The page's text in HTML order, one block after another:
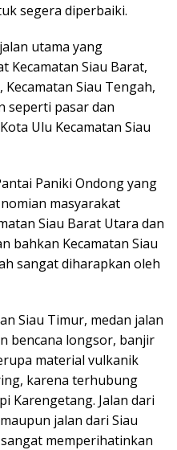
segera diperbaiki.
utama yang
Kecamatan Siau Barat,
Siau Tengah,
seperti pasar dan
Ulu Kecamatan Siau
Paniki Ondong yang
masyarakat
Siau Barat Utara dan
bahkan Kecamatan Siau
sangat diharapkan oleh
Siau Timur, medan jalan
bencana longsor, banjir
material vulkanik
karena terhubung
Karengetang. Jalan dari
jalan dari Siau
memperihatinkan